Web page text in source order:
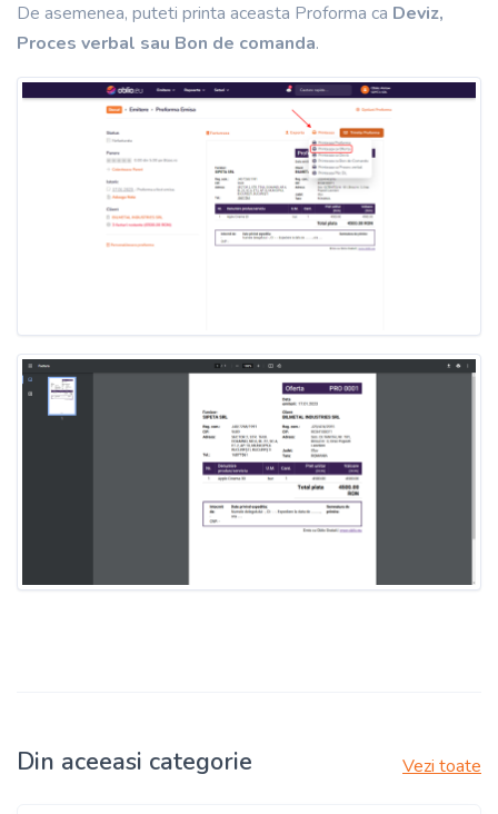
De asemenea, puteti printa aceasta Proforma ca Deviz,
Proces verbal sau Bon de comanda.
Din aceeasi categorie Vezi toate